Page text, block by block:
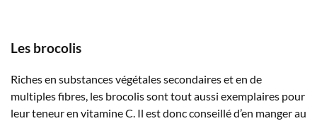
Les brocolis
Riches en substances végétales secondaires et en de
multiples fibres, les brocolis sont tout aussi exemplaires pour
leur teneur en vitamine C. Il est donc conseillé d’en manger au